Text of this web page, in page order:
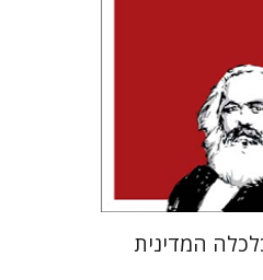
ספר מודפס
$24
המדינית